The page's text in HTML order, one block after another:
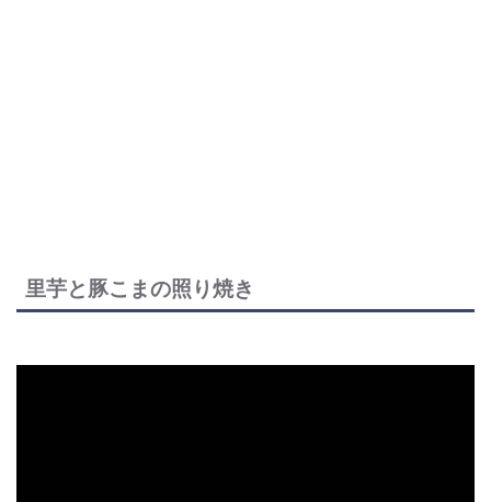
里芋と豚こまの照り焼き